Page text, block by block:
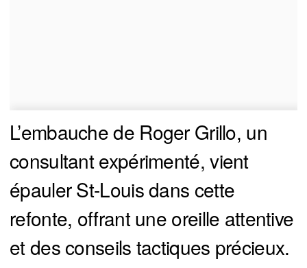
L’embauche de Roger Grillo, un
consultant expérimenté, vient
épauler St-Louis dans cette
refonte, offrant une oreille attentive
et des conseils tactiques précieux.